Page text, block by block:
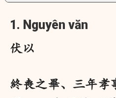
1. Nguyên văn
伏以
終喪之畢、三年孝